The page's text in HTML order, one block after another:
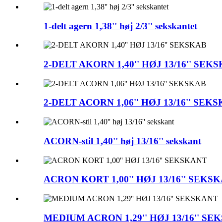
1-delt agern 1,38'' høj 2/3'' sekskantet
2-DELT AKORN 1,40'' HØJ 13/16''
2-DELT ACORN 1,06'' HØJ 13/16''
ACORN-stil 1,40'' høj 13/16'' sekskant
ACRON KORT 1,00'' HØJ 13/16''
MEDIUM ACRON 1,29'' HØJ 13/16''